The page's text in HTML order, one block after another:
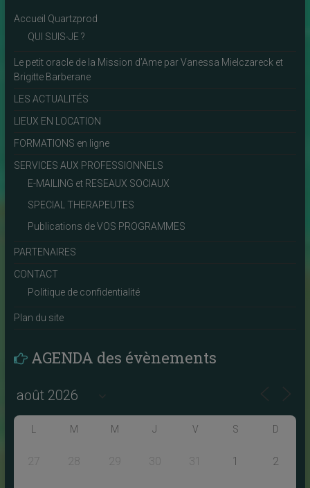
Accueil Quartzprod
QUI SUIS-JE ?
Le petit oracle de la Mission d’Ame par Vanessa Mielczareck et
Brigitte Barberane
LES ACTUALITÉS
LIEUX EN LOCATION
FORMATIONS en ligne
SERVICES AUX PROFESSIONNELS
E-MAILING et RESEAUX SOCIAUX
SPECIAL THERAPEUTES
Publications de VOS PROGRAMMES
PARTENAIRES
CONTACT
Politique de confidentialité
Plan du site
AGENDA des évènements
M M J V S D
27 28 29 30 31 1 2